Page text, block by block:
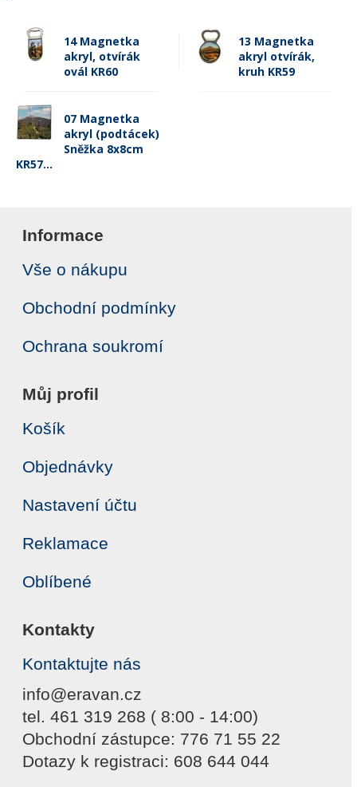
14 Magnetka
akryl, otvírák
ovál KR60
13 Magnetka
akryl otvírák,
kruh KR59
07 Magnetka
akryl (podtácek)
Sněžka 8x8cm
KR57...
Informace
Vše o nákupu
Obchodní podmínky
Ochrana soukromí
Můj profil
Košík
Objednávky
Nastavení účtu
Reklamace
Oblíbené
Kontakty
Kontaktujte nás
info@eravan.cz
tel. 461 319 268 ( 8:00 - 14:00)
Obchodní zástupce: 776 71 55 22
Dotazy k registraci: 608 644 044